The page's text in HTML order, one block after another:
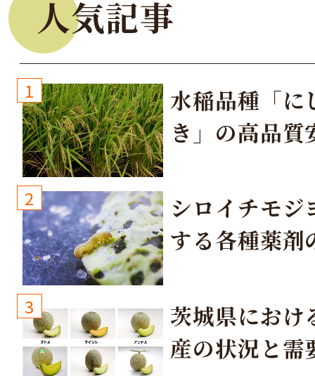
人気記事
1
水稲品種「に
き」の高品質
2
シロイチモジ
する各種薬剤
3
茨城県におけ
産の状況と需